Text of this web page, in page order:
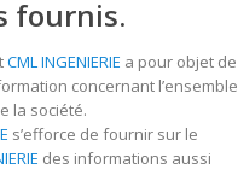
fournis.
CML INGENIERIE a pour objet de
concernant l’ensemble
la société.
s’efforce de fournir sur le
des informations aussi